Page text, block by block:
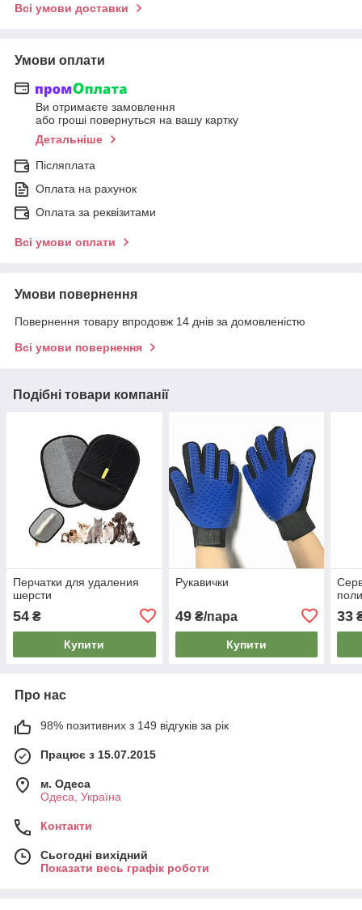
Всі умови доставки
Умови оплати
Ви отримаєте замовлення
або гроші повернуться на вашу картку
Детальніше
Післяплата
Оплата на рахунок
Оплата за реквізитами
Всі умови оплати
Умови повернення
Повернення товару впродовж 14 днів за домовленістю
Всі умови повернення
Подібні товари компанії
Перчатки для удаления
шерсти
54 ₴
Купити
Рукавички
49₴/пара
Купити
33
Про нас
98% позитивних з 149 відгуків за рік
Працює з 15.07.2015
м. Одеса
Одеса, Україна
Контакти
Сьогодні вихідний
Показати весь графік роботи